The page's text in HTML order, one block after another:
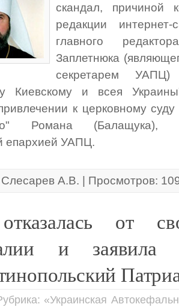
скандал, причиной
редакции
главного
Заплетнюка
секретарем
Киевскому и всея
к церковному
Романа (Балащука),
епархией УАПЦ.
Слесарев А.В. | Просмотров:
от
и
«Украинская